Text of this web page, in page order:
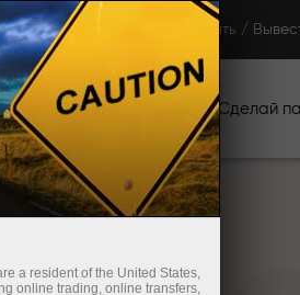
Пополнить /
Промоакции Сделай
a resident of the United States,
online trading, online transfers,